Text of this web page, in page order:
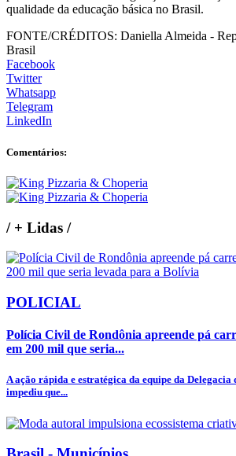
qualidade da educação básica no Brasil.
FONTE/CRÉDITOS: Daniella Almeida -
Brasil
Facebook
Twitter
Whatsapp
Telegram
LinkedIn
Comentários:
/+ Lidas /
POLICIAL
Polícia Civil de Rondônia apreende pá
em 200 mil que seria...
A ação rápida e estratégica da equipe da Delegacia
impediu que...